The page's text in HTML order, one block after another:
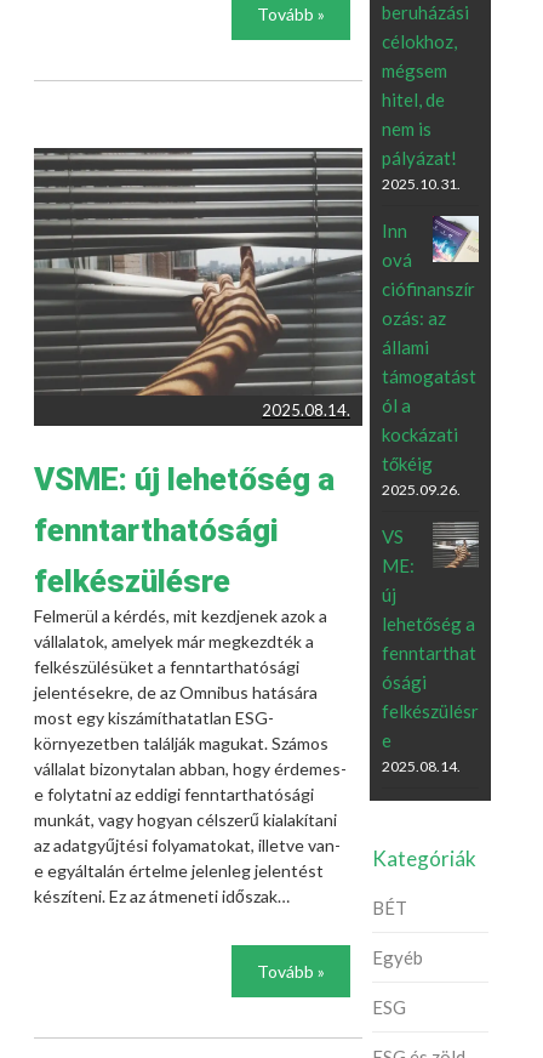
Tovább »
2025.08.14.
VSME: új lehetőség a
fenntarthatósági
felkészülésre
Felmerül a kérdés, mit kezdjenek azok a
vállalatok, amelyek már megkezdték a
felkészülésüket a fenntarthatósági
jelentésekre, de az Omnibus hatására
most egy kiszámíthatatlan ESG-
környezetben találják magukat. Számos
vállalat bizonytalan abban, hogy érdemes-
e folytatni az eddigi fenntarthatósági
munkát, vagy hogyan célszerű kialakítani
az adatgyűjtési folyamatokat, illetve van-
e egyáltalán értelme jelenleg jelentést
készíteni. Ez az átmeneti időszak…
Tovább »
beruházási
célokhoz,
mégsem
hitel, de
nem is
pályázat!
2025.10.31.
Inn
ová
ciófinanszír
ozás: az
állami
támogatást
ól a
kockázati
tőkéig
2025.09.26.
VS
ME:
új
lehetőség a
fenntarthat
ósági
felkészülésr
e
2025.08.14.
Kategóriák
BÉT
Egyéb
ESG